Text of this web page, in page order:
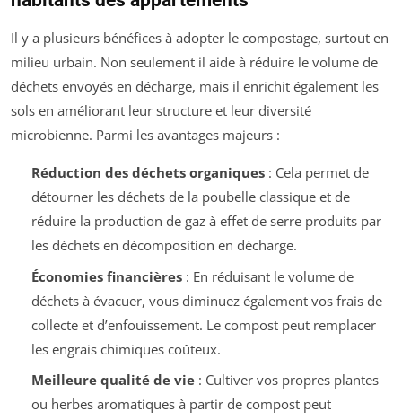
Il y a plusieurs bénéfices à adopter le compostage, surtout en
milieu urbain. Non seulement il aide à réduire le volume de
déchets envoyés en décharge, mais il enrichit également les
sols en améliorant leur structure et leur diversité
microbienne. Parmi les avantages majeurs :
Réduction des déchets organiques: Cela permet de
détourner les déchets de la poubelle classique et de
réduire la production de gaz à effet de serre produits par
les déchets en décomposition en décharge.
Économies financières: En réduisant le volume de
déchets à évacuer, vous diminuez également vos frais de
collecte et d’enfouissement. Le compost peut remplacer
les engrais chimiques coûteux.
Meilleure qualité de vie: Cultiver vos propres plantes
ou herbes aromatiques à partir de compost peut